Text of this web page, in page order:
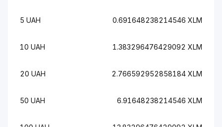
5 UAH 0.691648238214546 XLM
10 UAH 1.383296476429092 XLM
20 UAH 2.766592952858184 XLM
50 UAH 6.91648238214546 XLM